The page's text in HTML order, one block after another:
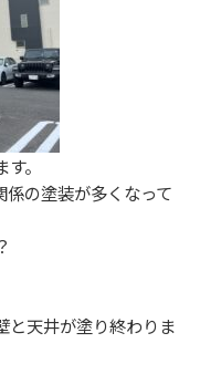
。
の塗装が多くなって
と天井が塗り終わりま